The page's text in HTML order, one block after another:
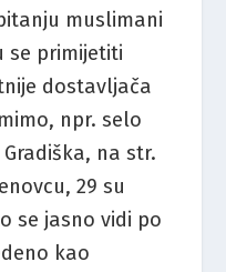
muslimani
se primijetiti
dostavljača
npr. selo
na str.
29 su
se jasno vidi po
kao